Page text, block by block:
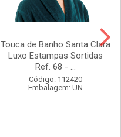
Touca de Banho Santa Clara
Luxo Estampas Sortidas
Ref. 68 - ...
Código: 112420
Embalagem: UN